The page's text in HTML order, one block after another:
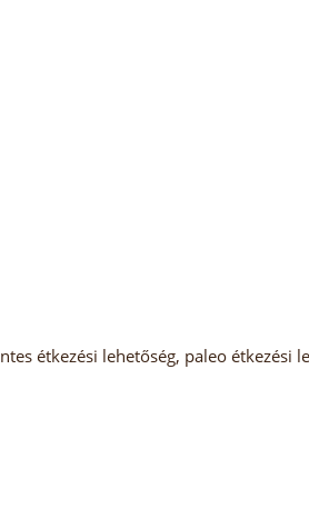
étkezési lehetőség, paleo étkezési